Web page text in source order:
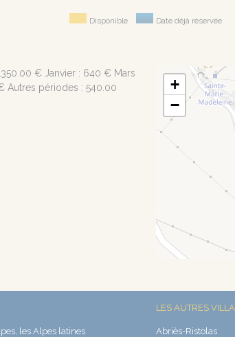
Disponible Date déjà réservée
€ Janvier : 640 € Mars
périodes : 540.00
+
−
les Alpes latines
LES AUTRES
Abriès-Ristolas